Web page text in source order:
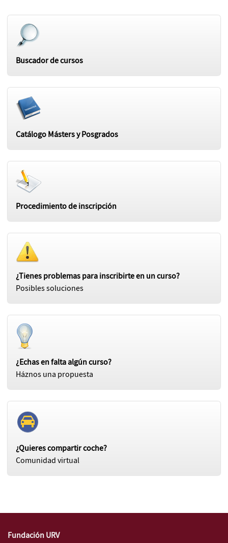
Buscador de cursos
Catálogo Másters y Posgrados
Procedimiento de inscripción
¿Tienes problemas para inscribirte en un curso?
Posibles soluciones
¿Echas en falta algún curso?
Háznos una propuesta
¿Quieres compartir coche?
Comunidad virtual
Fundación URV